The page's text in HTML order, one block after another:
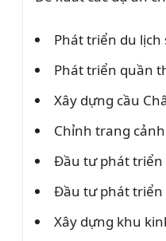
Phát triển du lịch
Phát triển quần
Xây dựng cầu
Chỉnh trang
Đầu tư phát triển
Đầu tư phát triển
Xây dựng khu